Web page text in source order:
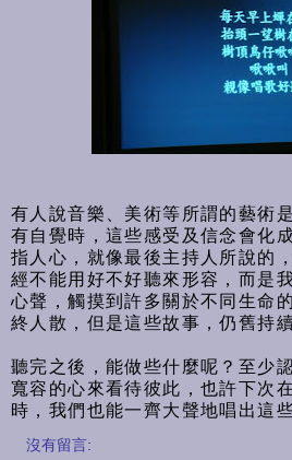
有人說音樂、美術等所謂的藝術
有自覺時，這些感受及信念會化
指人心，就像最後主持人所說的
經不能用好不好聽來形容，而是
心聲，觸摸到許多關於不同生命
終人散，但是這些故事，仍舊持
聽完之後，能做些什麼呢？至少
寬容的心來看待彼此，也許下次
時，我們也能一齊大聲地唱出這
沒有留言: